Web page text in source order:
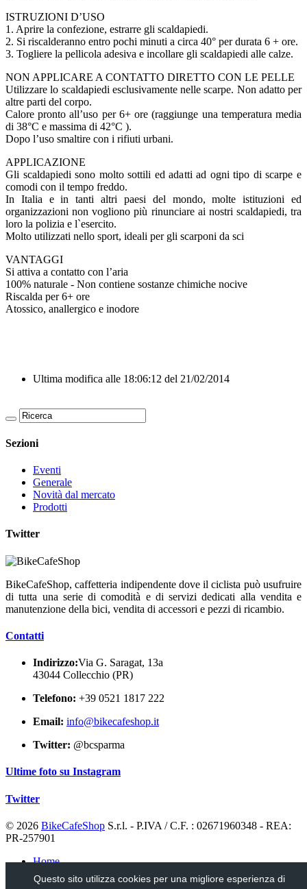
ISTRUZIONI D’USO
1. Aprire la confezione, estrarre gli scaldapiedi.
2. Si riscalderanno entro pochi minuti a circa 40° per durata 6 + ore.
3. Togliere la pellicola adesiva e incollare gli scaldapiedi alle calze.
NON APPLICARE A CONTATTO DIRETTO CON LE PELLE
Utilizzare lo scaldapiedi esclusivamente nelle scarpe. Non adatto per
altre parti del corpo.
Calore pronto all’uso per 6+ ore (raggiunge una temperatura media
di 38°C e massima di 42°C ).
Dopo l’uso smaltire con i rifiuti urbani.
APPLICAZIONE
Gli scaldapiedi sono molto sottili ed adatti ad ogni tipo di scarpe e
comodi con il tempo freddo.
In Italia e in tanti altri paesi del mondo, molte istituzioni ed
organizzazioni non vogliono più rinunciare ai nostri scaldapiedi, tra
loro la polizia e l`esercito.
Molto utilizzati nello sport, ideali per gli scarponi da sci
VANTAGGI
Si attiva a contatto con l’aria
100% naturale - Non contiene sostanze chimiche nocive
Riscalda per 6+ ore
Atossico, anallergico e inodore
Ultima modifica alle 18:06:12 del 21/02/2014
Sezioni
Eventi
Generale
Novità dal mercato
Prodotti
Twitter
BikeCafeShop, caffetteria indipendente dove il ciclista può usufruire
di tutta una serie di comodità e di servizi dedicati alla vendita e
manutenzione della bici, vendita di accessori e pezzi di ricambio.
Contatti
Indirizzo:Via G. Saragat, 13a
43044 Collecchio (PR)
Telefono: +39 0521 1817 222
Email: info@bikecafeshop.it
Twitter: @bcsparma
Ultime foto su Instagram
Twitter
© 2026 BikeCafeShop S.r.l. - P.IVA / C.F. : 02671960348 - REA:
PR-257901
Home
Notizie
Usato
Questo sito utilizza cookies per una migliore esperienza di